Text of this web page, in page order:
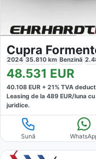
2024 35.810 km Benzină
48.531 EUR
40.108 EUR + 21% TVA
Leasing de la 489 EUR/luna
juridice.
Sună